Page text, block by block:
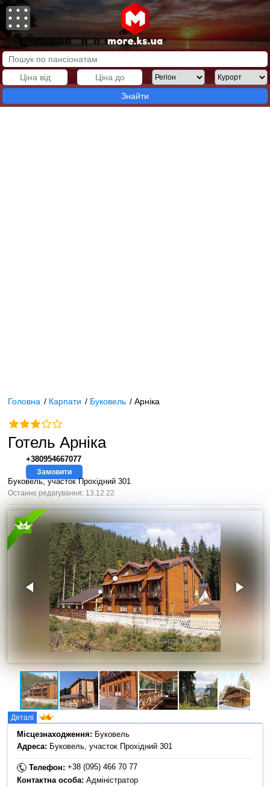
Знайти
Головна / Карпати / Буковель /Арніка
Готель Арніка
+380954667077
Замовити
Буковель, участок Прохідний 301
Останнє редагування: 13.12.22
Деталі
Місцезнаходження: Буковель
Адреса: Буковель, участок Прохідний 301
Телефон:+38 (095) 466 70 77
Контактна особа: Адміністратор